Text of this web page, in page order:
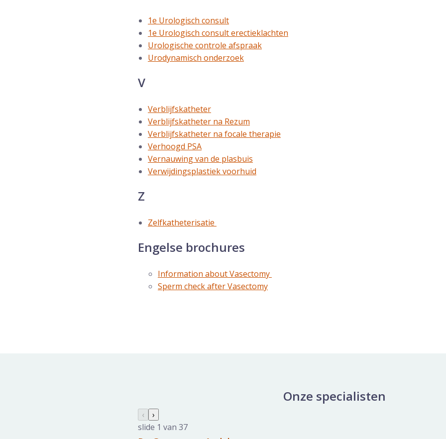
1e Urologisch consult
1e Urologisch consult erectieklachten
Urologische controle afspraak
Urodynamisch onderzoek
V
Verblijfskatheter
Verblijfskatheter na Rezum
Verblijfskatheter na focale therapie
Verhoogd PSA
Vernauwing van de plasbuis
Verwijdingsplastiek voorhuid
Z
Zelfkatheterisatie
Engelse brochures
Information about Vasectomy
Sperm check after Vasectomy
Onze specialisten
Specialisten galerij overslaan
Vorige slide
‹ Volgende slide
›
slide 1 van 37